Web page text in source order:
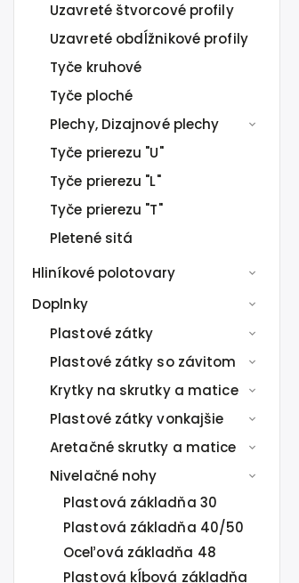
Uzavreté štvorcové profily
Uzavreté obdĺžnikové profily
Tyče kruhové
Tyče ploché
Plechy, Dizajnové plechy
Tyče prierezu "U"
Tyče prierezu "L"
Tyče prierezu "T"
Pletené sitá
Hliníkové polotovary
Doplnky
Plastové zátky
Plastové zátky so závitom
Krytky na skrutky a matice
Plastové zátky vonkajšie
Aretačné skrutky a matice
Nivelačné nohy
Plastová základňa 30
Plastová základňa 40/50
Oceľová základňa 48
Plastová kĺbová základňa